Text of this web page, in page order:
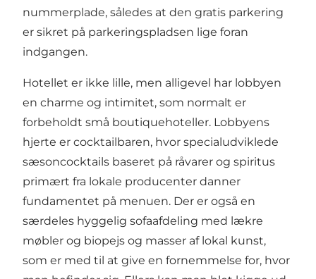
nummerplade, således at den gratis parkering
er sikret på parkeringspladsen lige foran
indgangen.
Hotellet er ikke lille, men alligevel har lobbyen
en charme og intimitet, som normalt er
forbeholdt små boutiquehoteller. Lobbyens
hjerte er cocktailbaren, hvor specialudviklede
sæsoncocktails baseret på råvarer og spiritus
primært fra lokale producenter danner
fundamentet på menuen. Der er også en
særdeles hyggelig sofaafdeling med lækre
møbler og biopejs og masser af lokal kunst,
som er med til at give en fornemmelse for, hvor